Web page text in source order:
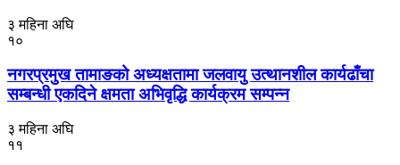
३ महिना अघि
१०
नगरप्रमुख तामाङको अध्यक्षतामा जलवायु उत्थानशील कार्यढाँचा
सम्बन्धी एकदिने क्षमता अभिवृद्धि कार्यक्रम सम्पन्न
३ महिना अघि
११